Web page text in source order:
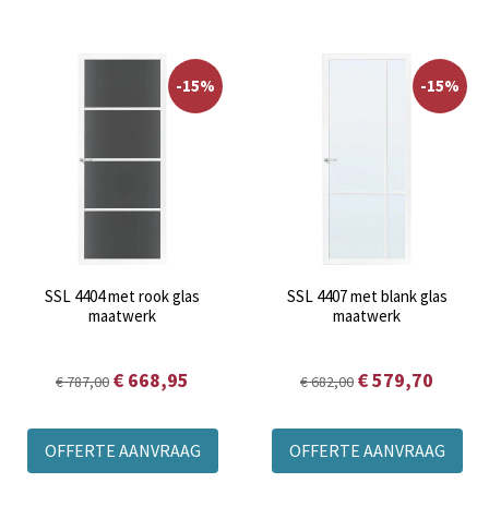
-15%
SSL 4404 met rook glas
maatwerk
€ 787,00 € 668,95
OFFERTE AANVRAAG
-15%
SSL 4407 met blank glas
maatwerk
€ 682,00 € 579,70
OFFERTE AANVRAAG